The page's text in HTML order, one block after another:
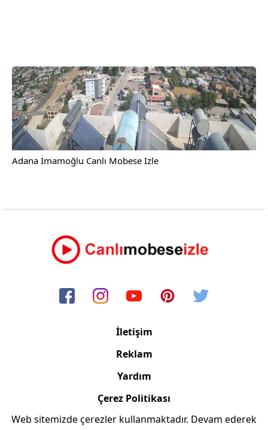
Adana İmamoğlu Canlı Mobese Izle
İletişim
Reklam
Yardım
Çerez Politikası
Web sitemizde çerezler kullanmaktadır. Devam ederek